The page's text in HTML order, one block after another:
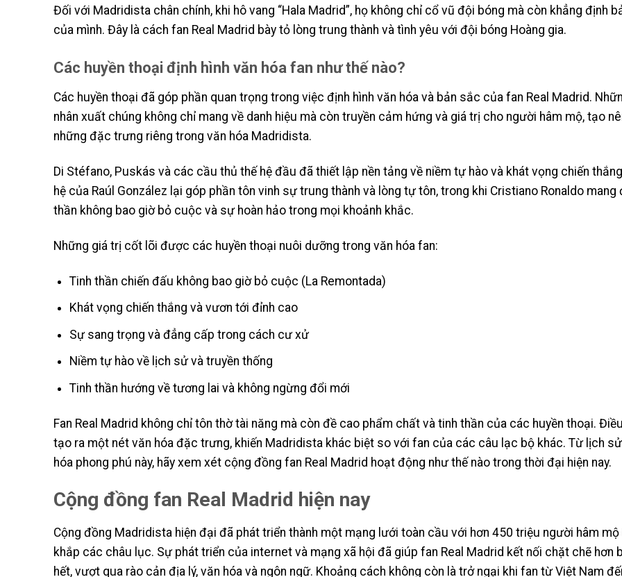
Đối với Madridista chân chính, khi hô vang “Hala Madrid”, họ không chỉ cổ vũ đội bóng mà còn khẳng định
của mình. Đây là cách fan Real Madrid bày tỏ lòng trung thành và tình yêu với đội bóng Hoàng gia.
Các huyền thoại định hình văn hóa fan như thế nào?
Các huyền thoại đã góp phần quan trọng trong việc định hình văn hóa và bản sắc của fan Real Madrid.
nhân xuất chúng không chỉ mang về danh hiệu mà còn truyền cảm hứng và giá trị cho người hâm mộ, tạo
những đặc trưng riêng trong văn hóa Madridista.
Di Stéfano, Puskás và các cầu thủ thế hệ đầu đã thiết lập nền tảng về niềm tự hào và khát vọng chiến
hệ của Raúl González lại góp phần tôn vinh sự trung thành và lòng tự tôn, trong khi Cristiano Ronaldo mang
thần không bao giờ bỏ cuộc và sự hoàn hảo trong mọi khoảnh khắc.
Những giá trị cốt lõi được các huyền thoại nuôi dưỡng trong văn hóa fan:
Tinh thần chiến đấu không bao giờ bỏ cuộc (La Remontada)
Khát vọng chiến thắng và vươn tới đỉnh cao
Sự sang trọng và đẳng cấp trong cách cư xử
Niềm tự hào về lịch sử và truyền thống
Tinh thần hướng về tương lai và không ngừng đổi mới
Fan Real Madrid không chỉ tôn thờ tài năng mà còn đề cao phẩm chất và tinh thần của các huyền thoại.
tạo ra một nét văn hóa đặc trưng, khiến Madridista khác biệt so với fan của các câu lạc bộ khác. Từ lịch
hóa phong phú này, hãy xem xét cộng đồng fan Real Madrid hoạt động như thế nào trong thời đại hiện nay.
Cộng đồng fan Real Madrid hiện nay
Cộng đồng Madridista hiện đại đã phát triển thành một mạng lưới toàn cầu với hơn 450 triệu người hâm mộ
khắp các châu lục. Sự phát triển của internet và mạng xã hội đã giúp fan Real Madrid kết nối chặt chẽ hơn
hết, vượt qua rào cản địa lý, văn hóa và ngôn ngữ. Khoảng cách không còn là trở ngại khi fan từ Việt Nam